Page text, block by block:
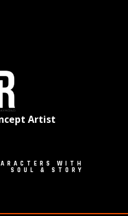
Artist
WITH
SOUL & STORY